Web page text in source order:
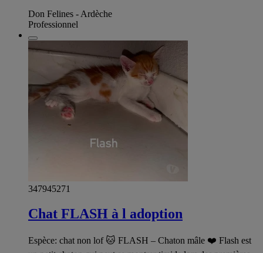
Don Felines - Ardèche
Professionnel
347945271
Chat FLASH à l adoption
Espèce: chat non lof 🐱 FLASH – Chaton mâle ❤️ Flash est